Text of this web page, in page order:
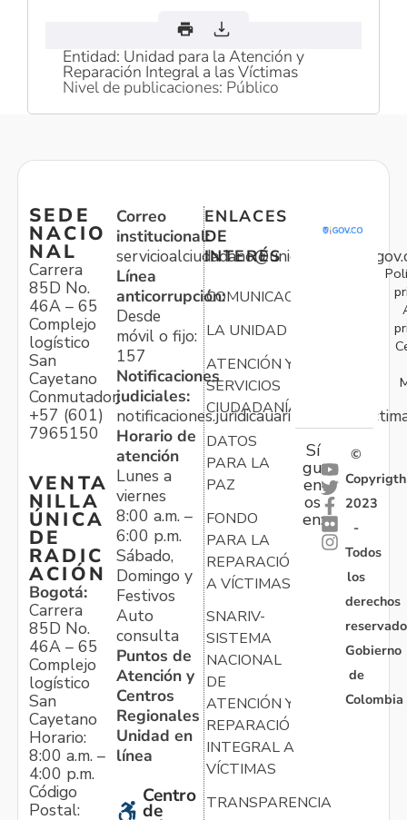
Entidad: Unidad para la Atención y
Reparación Integral a las Víctimas
Nivel de publicaciones: Público
SEDE
NACIO
NAL
Carrera
85D No.
46A – 65
Complejo
logístico
San
Cayetano
Conmutador:
+57 (601)
7965150
VENTA
NILLA
ÚNICA
DE
RADIC
ACIÓN
Bogotá:
Carrera
85D No.
46A – 65
Complejo
logístico
San
Cayetano
Horario:
8:00 a.m. –
4:00 p.m.
Código
Postal:
Correo
institucional:
Línea
anticorrupción:
Desde
móvil o fijo:
157
Notificaciones
judiciales:
Horario de
atención
Lunes a
viernes
8:00 a.m. –
6:00 p.m.
Sábado,
Domingo y
Festivos
Auto
consulta
Puntos de
Atención y
Centros
Regionales
Unidad en
línea
Centro
de
ENLACES
DE
INTERÉS
COMUNICACIONES
LA UNIDAD
ATENCIÓN Y
SERVICIOS
CIUDADANÍA
DATOS
PARA LA
PAZ
FONDO
PARA LA
REPARACIÓN
A VÍCTIMAS
SNARIV-
SISTEMA
NACIONAL
DE
ATENCIÓN Y
REPARACIÓN
INTEGRAL A
VÍCTIMAS
TRANSPARENCIA
Sí
gu
en
os
en:
©
Copyrigth
2023
-
Todos
los
derechos
Gobierno
de
Colombia